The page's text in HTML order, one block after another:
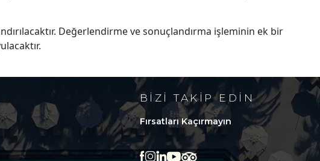
Değerlendirme ve sonuçlandırma işleminin ek bir
BIZI TAKIP EDIN
Fırsatları Kaçırmayın